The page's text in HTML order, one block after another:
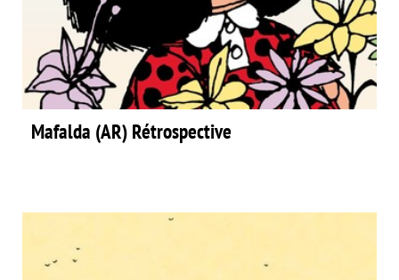
Mafalda (AR) Rétrospective